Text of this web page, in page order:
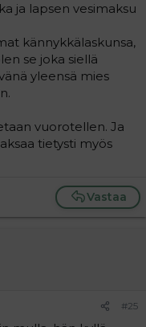
ja lapsen vesimaksu
kännykkälaskunsa,
se joka siellä
yleensä mies
vuorotellen. Ja
tietysti myös
Vastaa
#25